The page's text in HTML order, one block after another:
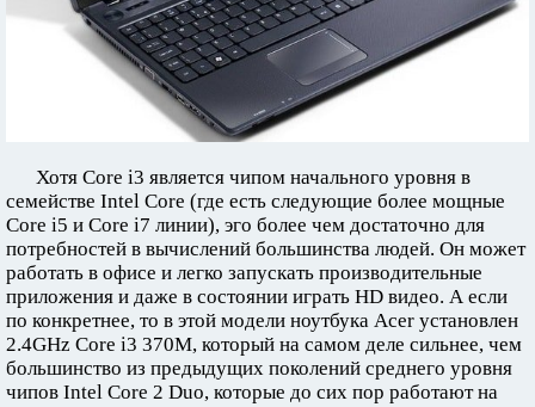
Хотя Core i3 является чипом начального уровня в
семействе Intel Core (где есть следующие более мощные
Core i5 и Core i7 линии), эго более чем достаточно для
потребностей в вычислений большинства людей. Он может
работать в офисе и легко запускать производительные
приложения и даже в состоянии играть HD видео. А если
по конкретнее, то в этой модели ноутбука Acer установлен
2.4GHz Core i3 370M, который на самом деле сильнее, чем
большинство из предыдущих поколений среднего уровня
чипов Intel Core 2 Duo, которые до сих пор работают на